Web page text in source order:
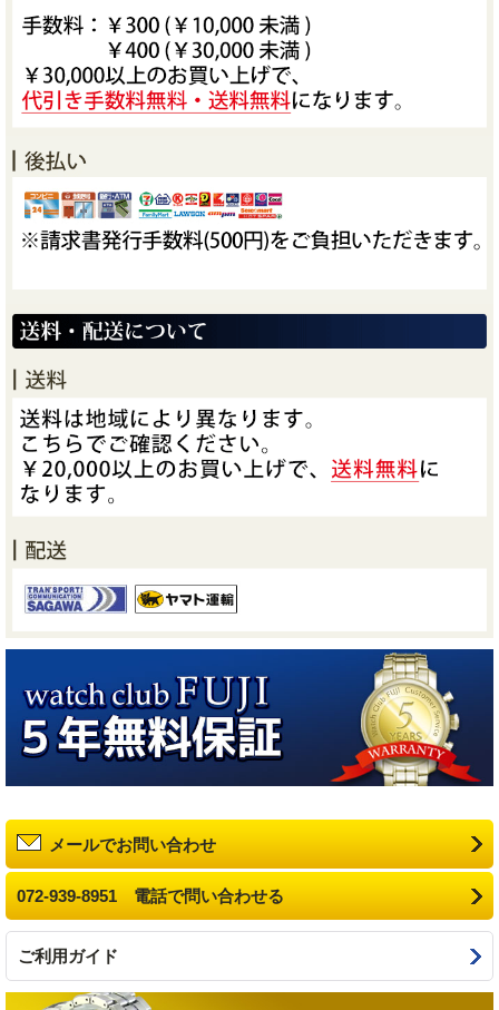
メールでお問い合わせ
072-939-8951 電話で問い合わせる
ご利用ガイド